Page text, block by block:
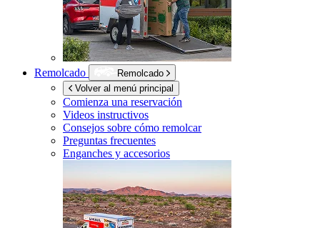
Remolcado
Remolcado
Volver al menú principal
Comienza una reservación
Videos instructivos
Consejos sobre cómo remolcar
Preguntas frecuentes
Enganches y accesorios